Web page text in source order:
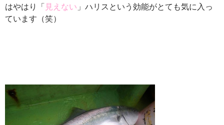
はやはり「 見えない 」ハリスという効能がとても気に入っ
ています（笑）